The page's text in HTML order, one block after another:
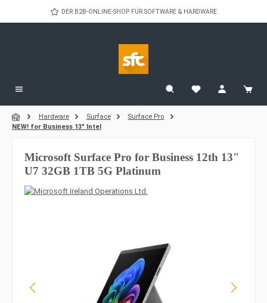
Zum Hauptinhalt springenDER B2B-ONLINE-SHOP FÜR SOFTWARE & HARDWARE
Hardware Surface
Surface Pro
NEW! for Business 13" Intel
Microsoft Surface Pro for Business 12th 13"
U7 32GB 1TB 5G Platinum